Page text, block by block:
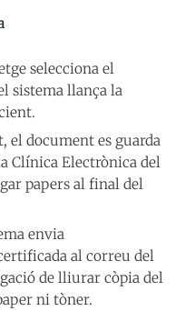
selecciona el
sistema llança la
el document es guarda
Clínica Electrònica del
papers al final del
envia
al correu del
de lliurar còpia del
ni tòner.